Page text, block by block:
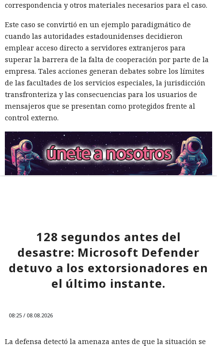
correspondencia y otros materiales necesarios para el caso.
Este caso se convirtió en un ejemplo paradigmático de
cuando las autoridades estadounidenses decidieron
emplear acceso directo a servidores extranjeros para
superar la barrera de la falta de cooperación por parte de la
empresa. Tales acciones generan debates sobre los límites
de las facultades de los servicios especiales, la jurisdicción
transfronteriza y las consecuencias para los usuarios de
mensajeros que se presentan como protegidos frente al
control externo.
128 segundos antes del
desastre: Microsoft Defender
detuvo a los extorsionadores en
el último instante.
08:25 / 08.08.2026
La defensa detectó la amenaza antes de que la situación se